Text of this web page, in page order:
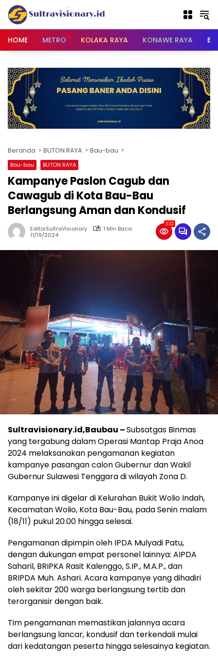
Langsung
konten
HOME
METRO KOLAKA RAYA KONAWE RAYA
Beranda BUTON RAYA Bau-bau
Bau-bau BUTON RAYA
Kampanye Paslon Cagub dan
Cawagub di Kota Bau-Bau
Berlangsung Aman dan Kondusif
EditorSultraVisionary
1 Min Baca
11/19/2024
332
Sultravisionary.id,Baubau –Subsatgas Binmas
yang tergabung dalam Operasi Mantap Praja Anoa
2024 melaksanakan pengamanan kegiatan
kampanye pasangan calon Gubernur dan Wakil
Gubernur Sulawesi Tenggara di wilayah Zona D.
Kampanye ini digelar di Kelurahan Bukit Wolio Indah,
Kecamatan Wolio, Kota Bau-Bau, pada Senin malam
(18/11) pukul 20.00 hingga selesai.
Pengamanan dipimpin oleh IPDA Mulyadi Patu,
dengan dukungan empat personel lainnya: AIPDA
Saharil, BRIPKA Rasit Kalenggo, S.IP., M.A.P., dan
BRIPDA Muh. Ashari. Acara kampanye yang dihadiri
oleh sekitar 200 warga berlangsung tertib dan
terorganisir dengan baik.
Tim pengamanan memastikan jalannya acara
berlangsung lancar, kondusif dan terkendali mulai
dari kedatangan peserta hingga selesainya kegiatan.